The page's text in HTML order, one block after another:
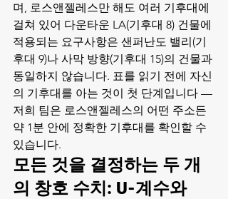
며, 로스앤젤레스만 해도 여러 기후대에
걸쳐 있어 다운타운 LA(기후대 8) 건물에
적용되는 요구사항은 샌퍼난도 밸리(기
후대 9)나 사막 방향(기후대 15)의 건물과
동일하지 않습니다. 표를 읽기 전에 자신
의 기후대를 아는 것이 첫 단계입니다 —
저희 팀은 로스앤젤레스의 어떤 주소든
약 1분 안에 정확한 기후대를 확인할 수
있습니다.
모든 것을 결정하는 두 개
의 창호 수치: U-계수와